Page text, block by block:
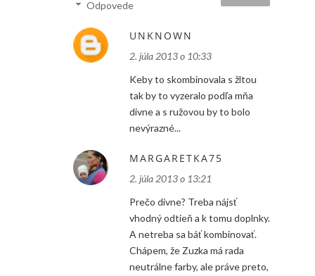
Odpovede
UNKNOWN
2. júla 2013 o 10:33
Keby to skombinovala s žltou
tak by to vyzeralo podľa mňa
divne a s ružovou by to bolo
nevýrazné...
MARGARETKA75
2. júla 2013 o 13:21
Prečo divne? Treba nájsť
vhodný odtieň a k tomu doplnky.
A netreba sa báť kombinovať.
Chápem, že Zuzka má rada
neutrálne farby, ale práve preto,